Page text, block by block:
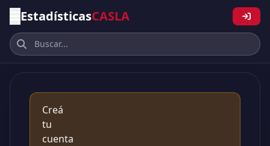
EstadísticasCASLA
Creá
tu
cuenta